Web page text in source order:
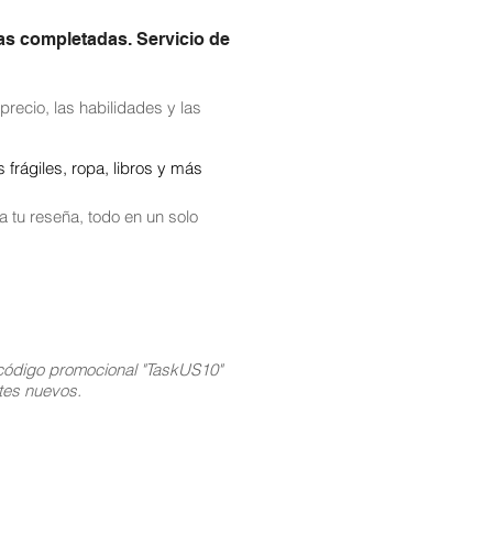
completadas. Servicio de
las habilidades y las
frágiles, ropa, libros y más
tu reseña, todo en un solo
promocional "TaskUS10"
nuevos.